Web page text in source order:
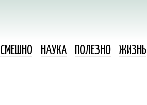
СМЕШНО НАУКА ПОЛЕЗНО ЖИЗНЬ